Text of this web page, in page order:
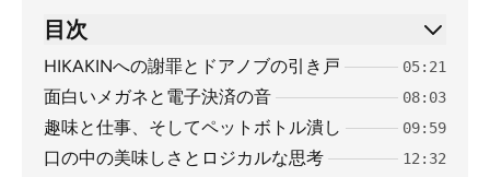
目次
HIKAKINへの謝罪とドアノブの引き戸 05:21
面白いメガネと電子決済の音 08:03
趣味と仕事、そしてペットボトル潰し 09:59
口の中の美味しさとロジカルな思考 12:32